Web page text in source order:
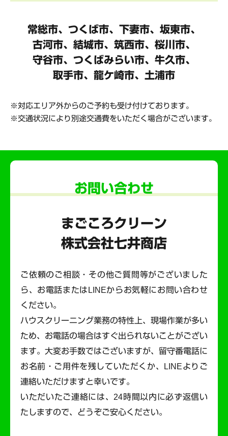
常総市、つくば市、下妻市、坂東市、
古河市、結城市、筑西市、桜川市、
守谷市、 つくばみらい市、牛久市、
取手市、龍ケ崎市、土浦市
対応エリア外からのご予約も受け付けております。
交通状況により別途交通費をいただく場合がございます。
お問い合わせ
まごころクリーン
株式会社七井商店
ご依頼のご相談・その他ご質問等がございました
ら、お電話またはLINEからお気軽にお問い合わせ
ください。
ハウスクリーニング業務の特性上、現場作業が多い
ため、お電話の場合はすぐ出られないことがござい
ます。 大変お手数ではございますが、留守番電話に
お名前・ご用件を残していただくか、LINEよりご
連絡いただけますと幸いです。
いただいたご連絡には、24時間以内に必ず返信い
たしますので、どうぞご安心ください。